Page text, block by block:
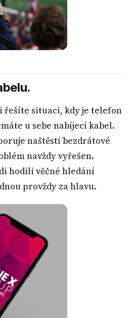
řešíte situaci, kdy je telefon
u sebe nabíjecí kabel.
naštěstí bezdrátové
navždy vyřešen.
hodili věčné hledání
provždy za hlavu.